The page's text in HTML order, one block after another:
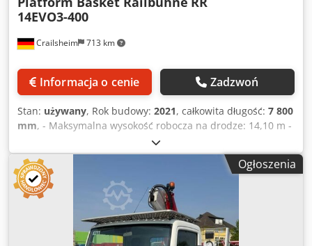
Crailsheim 713 km
14EVO3-400
Informacja o cenie Zadzwoń
Stan: używany, Rok budowy: 2021, całkowita długość: 7 800
mm, - Maksymalna wysokość robocza na drodze: 14,10 m -
Maksymalna wysokość robocza maszyny w pozycji
stacjonarnej na szynach: 14,40 m - Maksymalna wysokość
robocza podczas jazdy na szynach: 12,90 m - Maksymalna
wysokość platformy na drodze: 12,10 m - Maksymalna
wysokość platformy maszyny w pozycji stacjonarnej na
szynach: 12,40 m - Maksymalna wysokość platformy
podczas jazdy na szynach: 10,90 m - Maksymalny zasięg
boczny na drodze: 9,30 m Chsdpfx Aszrzzwslrja -
Ogłoszenia